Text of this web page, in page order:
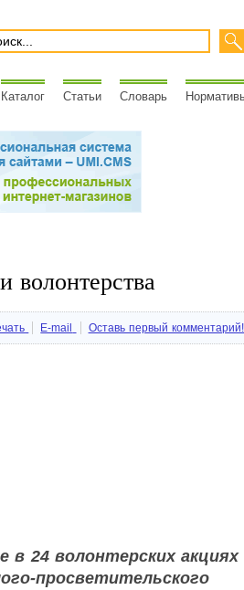
Каталог Статьи Словарь
E-mail Оставь первый комментарий!
в 24 волонтерских акциях
просветительского